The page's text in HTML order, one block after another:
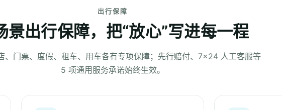
出行保障
景出行保障，把“放心”写进每一程
、门票、度假、租车、用车各有专项保障；先行赔付、7×24 人工客服等
5 项通用服务承诺始终生效。